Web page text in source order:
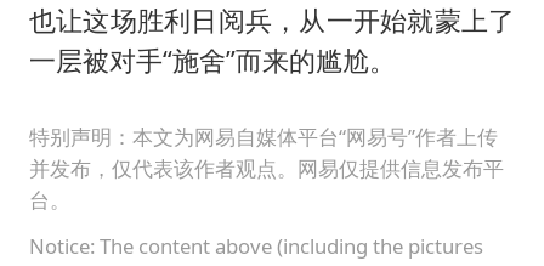
也让这场胜利日阅兵，从一开始就蒙上了
一层被对手“施舍”而来的尴尬。
特别声明：本文为网易自媒体平台“网易号”作者上传
并发布，仅代表该作者观点。网易仅提供信息发布平
台。
Notice: The content above (including the pictures